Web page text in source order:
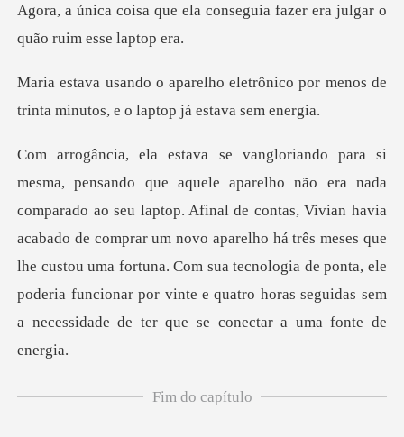
conseguia fazer era julgar
rônico por menos de
trinta minutos,
nal de contas, Vivian havia
acabado de comprar um novo aparelho há três meses que
lhe custou uma fortuna. Com sua tecnologia de
Fim do capítulo